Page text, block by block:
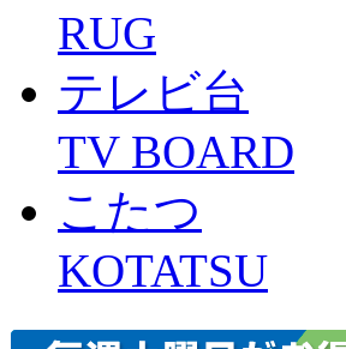
RUG
テレビ台
TV BOARD
こたつ
KOTATSU